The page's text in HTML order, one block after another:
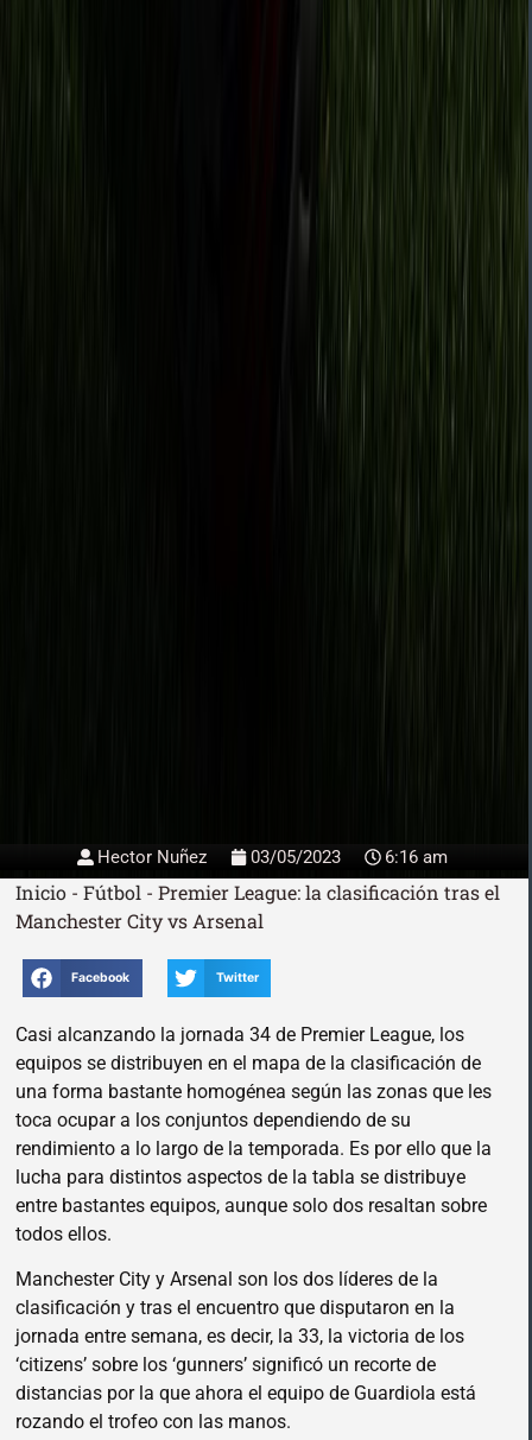
Hector Nuñez 03/05/2023 6:16 am
Inicio - Fútbol - Premier League: la clasificación tras el
Manchester City vs Arsenal
Facebook Twitter
Casi alcanzando la jornada 34 de Premier League, los
equipos se distribuyen en el mapa de la clasificación de
una forma bastante homogénea según las zonas que les
toca ocupar a los conjuntos dependiendo de su
rendimiento a lo largo de la temporada. Es por ello que la
lucha para distintos aspectos de la tabla se distribuye
entre bastantes equipos, aunque solo dos resaltan sobre
todos ellos.
Manchester City y Arsenal son los dos líderes de la
clasificación y tras el encuentro que disputaron en la
jornada entre semana, es decir, la 33, la victoria de los
‘citizens’ sobre los ‘gunners’ significó un recorte de
distancias por la que ahora el equipo de Guardiola está
rozando el trofeo con las manos.